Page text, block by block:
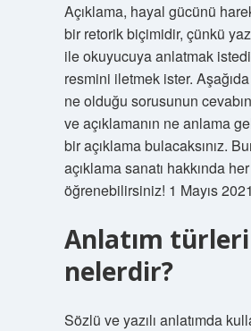
Açıklama, hayal gücünü
bir retorik biçimidir, çünkü
ile okuyucuya anlatmak
resmini iletmek ister. Aşağıda
ne olduğu sorusunun
ve açıklamanın ne anlama
bir açıklama bulacaksınız.
açıklama sanatı hakkında
öğrenebilirsiniz! 1 Mayıs 2021
Anlatım türleri
nelerdir?
Sözlü ve yazılı anlatımda